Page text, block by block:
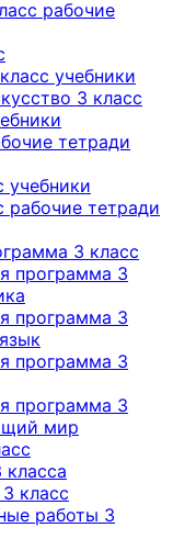
рабочие
учебники
3 класс
тетради
учебники
рабочие тетради
3 класс
программа 3
программа 3
программа 3
программа 3
мир
класс
работы 3